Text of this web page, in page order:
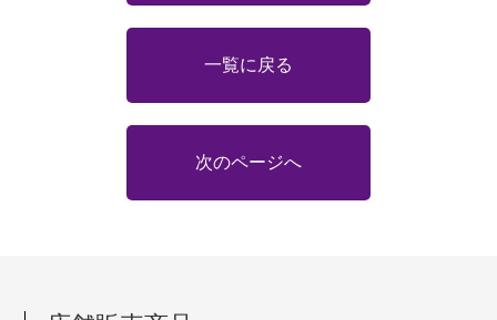
一覧に戻る
次のページへ